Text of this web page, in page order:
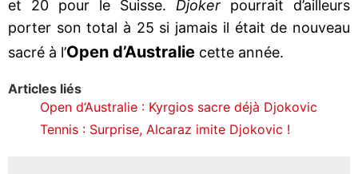
et 20 pour le Suisse. Djoker pourrait d’ailleurs
porter son total à 25 si jamais il était de nouveau
sacré à l’Open d’Australie cette année.
Articles liés
Open d’Australie : Kyrgios sacre déjà Djokovic
Tennis : Surprise, Alcaraz imite Djokovic !